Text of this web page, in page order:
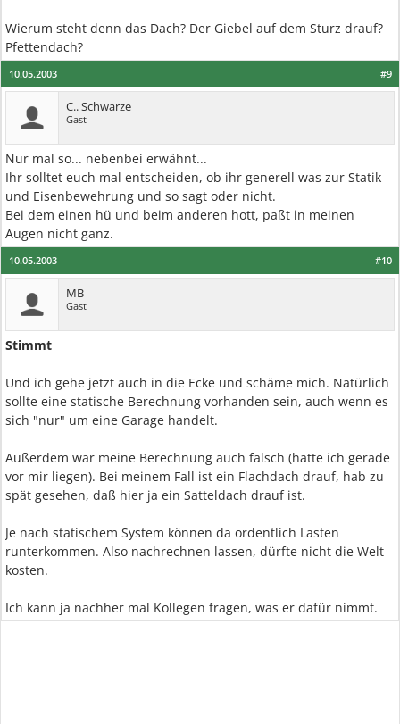
Wierum steht denn das Dach? Der Giebel auf dem Sturz drauf?
Pfettendach?
#9
10.05.2003
C.. Schwarze
Gast
Nur mal so... nebenbei erwähnt...
Ihr solltet euch mal entscheiden, ob ihr generell was zur Statik
und Eisenbewehrung und so sagt oder nicht.
Bei dem einen hü und beim anderen hott, paßt in meinen
Augen nicht ganz.
#10
10.05.2003
MB
Gast
Stimmt
Und ich gehe jetzt auch in die Ecke und schäme mich. Natürlich
sollte eine statische Berechnung vorhanden sein, auch wenn es
sich "nur" um eine Garage handelt.
Außerdem war meine Berechnung auch falsch (hatte ich gerade
vor mir liegen). Bei meinem Fall ist ein Flachdach drauf, hab zu
spät gesehen, daß hier ja ein Satteldach drauf ist.
Je nach statischem System können da ordentlich Lasten
runterkommen. Also nachrechnen lassen, dürfte nicht die Welt
kosten.
Ich kann ja nachher mal Kollegen fragen, was er dafür nimmt.